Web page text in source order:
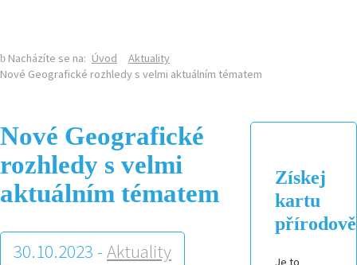
Nacházíte se na: Úvod
Aktuality
Nové Geografické rozhledy s velmi aktuálním tématem
Nové Geografické
rozhledy s velmi
aktuálním tématem
30.10.2023 - Aktuality
Získej
kartu
Je to